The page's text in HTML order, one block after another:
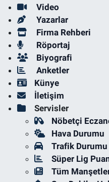
Video
Yazarlar
Firma Rehberi
Röportaj
Biyografi
Anketler
Künye
İletişim
Servisler
Nöbetçi
Hava Durumu
Trafik Durumu
Süper Lig
Tüm